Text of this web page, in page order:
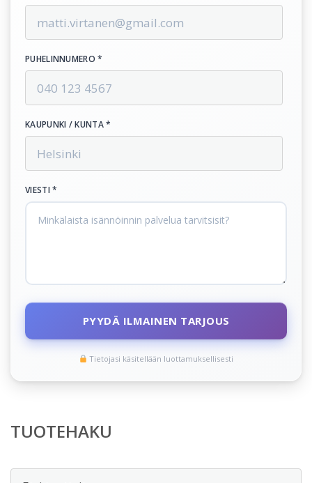
PUHELINNUMERO *
KAUPUNKI / KUNTA *
VIESTI *
PYYDÄ ILMAINEN TARJOUS
Tietojasi käsitellään luottamuksellisesti
TUOTEHAKU